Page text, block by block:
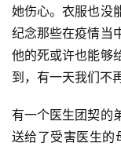
她伤心。衣服也没
纪念那些在疫情当
他的死或许也能够
到，有一天我们不
有一个医生团契的
送给了受害医生的